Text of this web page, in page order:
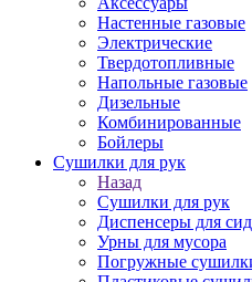
Настенные газовые
Электрические
Твердотопливные
Напольные газовые
Дизельные
Комбинированные
Бойлеры
Сушилки для рук
Назад
Сушилки для рук
Диспенсеры для
Урны для мусора
Погружные